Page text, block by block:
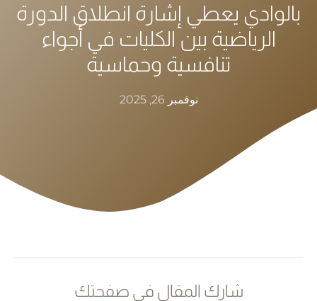
بالوادي يعطي إشارة انطلاق الدورة
الرياضية بين الكليات في أجواء
تنافسية وحماسية
نوفمبر 26, 2025
شارك المقال في صفحتك